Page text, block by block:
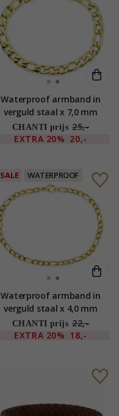
Waterproof armband in
verguld staal x 7,0 mm
CHANTI prijs 25,-
EXTRA 20% 20,-
SALE WATERPROOF
Waterproof armband in
verguld staal x 4,0 mm
CHANTI prijs 22,-
EXTRA 20% 18,-